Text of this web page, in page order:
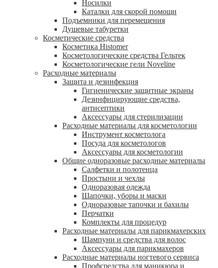
Носилки
Каталки для скорой помощи
Подъемники для перемещения
Душевые табуретки
Косметические средства
Косметика Histomer
Косметологические средства Гельтек
Косметологические гели Noveline
Расходные материалы
Защита и дезинфекция
Гигиенические защитные экраны
Дезинфицирующие средства,
антисептики
Аксессуары для стерилизации
Расходные материалы для косметологии
Инструмент косметолога
Посуда для косметологов
Аксессуары для косметологии
Общие одноразовые расходные материалы
Салфетки и полотенца
Простыни и чехлы
Одноразовая одежда
Шапочки, уборы и маски
Одноразовые тапочки и бахилы
Перчатки
Комплекты для процедур
Расходные материалы для парикмахерских
Шампуни и средства для волос
Аксессуары для парикмахеров
Расходные материалы ногтевого сервиса
Профсредства для маникюра и